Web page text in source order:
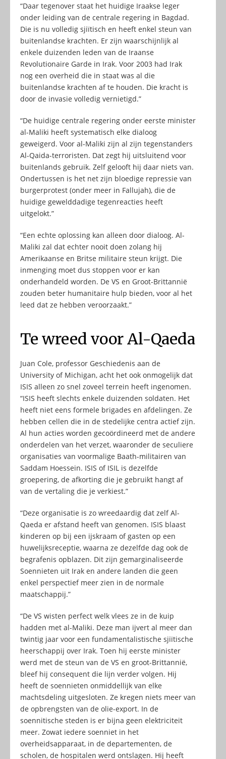
“Daar tegenover staat het huidige Iraakse leger
onder leiding van de centrale regering in Bagdad.
Die is nu volledig sjiïtisch en heeft enkel steun van
buitenlandse krachten. Er zijn waarschijnlijk al
enkele duizenden leden van de Iraanse
Revolutionaire Garde in Irak. Voor 2003 had Irak
nog een overheid die in staat was al die
buitenlandse krachten af te houden. Die kracht is
door de invasie volledig vernietigd.”
“De huidige centrale regering onder eerste minister
al-Maliki heeft systematisch elke dialoog
geweigerd. Voor al-Maliki zijn al zijn tegenstanders
Al-Qaida-terroristen. Dat zegt hij uitsluitend voor
buitenlands gebruik. Zelf gelooft hij daar niets van.
Ondertussen is het net zijn bloedige repressie van
burgerprotest (onder meer in Fallujah), die de
huidige gewelddadige tegenreacties heeft
uitgelokt.”
“Een echte oplossing kan alleen door dialoog. Al-
Maliki zal dat echter nooit doen zolang hij
Amerikaanse en Britse militaire steun krijgt. Die
inmenging moet dus stoppen voor er kan
onderhandeld worden. De VS en Groot-Brittannië
zouden beter humanitaire hulp bieden, voor al het
leed dat ze hebben veroorzaakt.”
Te wreed voor Al-Qaeda
Juan Cole, professor Geschiedenis aan de
University of Michigan, acht het ook onmogelijk dat
ISIS alleen zo snel zoveel terrein heeft ingenomen.
“ISIS heeft slechts enkele duizenden soldaten. Het
heeft niet eens formele brigades en afdelingen. Ze
hebben cellen die in de stedelijke centra actief zijn.
Al hun acties worden gecoördineerd met de andere
onderdelen van het verzet, waaronder de seculiere
organisaties van voormalige Baath-militairen van
Saddam Hoessein. ISIS of ISIL is dezelfde
groepering, de afkorting die je gebruikt hangt af
van de vertaling die je verkiest.”
“Deze organisatie is zo wreedaardig dat zelf Al-
Qaeda er afstand heeft van genomen. ISIS blaast
kinderen op bij een ijskraam of gasten op een
huwelijksreceptie, waarna ze dezelfde dag ook de
begrafenis opblazen. Dit zijn gemarginaliseerde
Soennieten uit Irak en andere landen die geen
enkel perspectief meer zien in de normale
maatschappij.”
“De VS wisten perfect welk vlees ze in de kuip
hadden met al-Maliki. Deze man ijvert al meer dan
twintig jaar voor een fundamentalistische sjiïtische
heerschappij over Irak. Toen hij eerste minister
werd met de steun van de VS en groot-Brittannië,
bleef hij consequent die lijn verder volgen. Hij
heeft de soennieten onmiddellijk van elke
machtsdeling uitgesloten. Ze kregen niets meer van
de opbrengsten van de olie-export. In de
soennitische steden is er bijna geen elektriciteit
meer. Zowat iedere soenniet in het
overheidsapparaat, in de departementen, de
scholen, de hospitalen werd ontslagen. Hij heeft